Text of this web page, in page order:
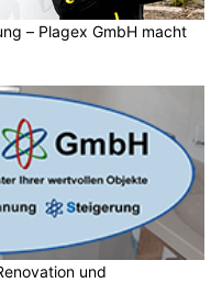
– Plagex GmbH macht
und